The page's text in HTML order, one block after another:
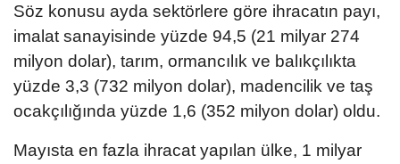
Söz konusu ayda sektörlere göre ihracatın payı,
imalat sanayisinde yüzde 94,5 (21 milyar 274
milyon dolar), tarım, ormancılık ve balıkçılıkta
yüzde 3,3 (732 milyon dolar), madencilik ve taş
ocakçılığında yüzde 1,6 (352 milyon dolar) oldu.
Mayısta en fazla ihracat yapılan ülke, 1 milyar